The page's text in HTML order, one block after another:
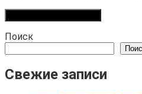
Поиск
Свежие записи